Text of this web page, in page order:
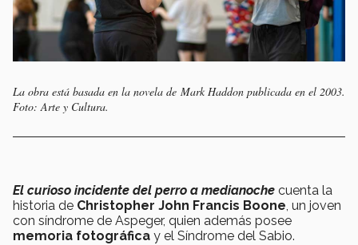
La obra está basada en la novela de Mark Haddon publicada en el 2003.
Foto: Arte y Cultura.
El curioso incidente del perro a medianoche cuenta la
historia de Christopher John Francis Boone, un joven
con síndrome de Aspeger, quien además posee
memoria fotográfica y el Síndrome del Sabio.